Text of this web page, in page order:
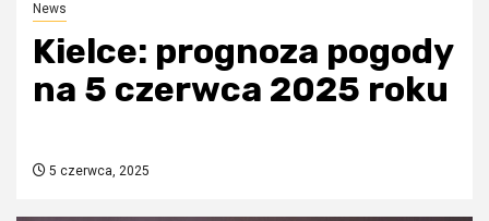
News
Kielce: prognoza pogody
na 5 czerwca 2025 roku
5 czerwca, 2025